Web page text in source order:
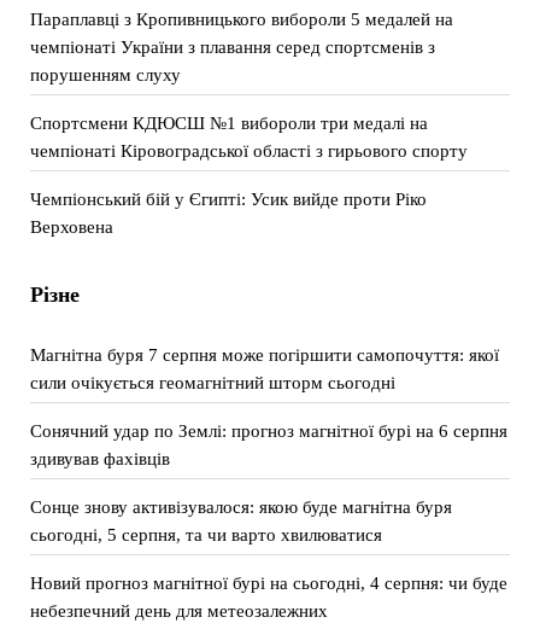
Параплавці з Кропивницького вибороли 5 медалей на
чемпіонаті України з плавання серед спортсменів з
порушенням слуху
Спортсмени КДЮСШ №1 вибороли три медалі на
чемпіонаті Кіровоградської області з гирьового спорту
Чемпіонський бій у Єгипті: Усик вийде проти Ріко
Верховена
Різне
Магнітна буря 7 серпня може погіршити самопочуття: якої
сили очікується геомагнітний шторм сьогодні
Сонячний удар по Землі: прогноз магнітної бурі на 6 серпня
здивував фахівців
Сонце знову активізувалося: якою буде магнітна буря
сьогодні, 5 серпня, та чи варто хвилюватися
Новий прогноз магнітної бурі на сьогодні, 4 серпня: чи буде
небезпечний день для метеозалежних